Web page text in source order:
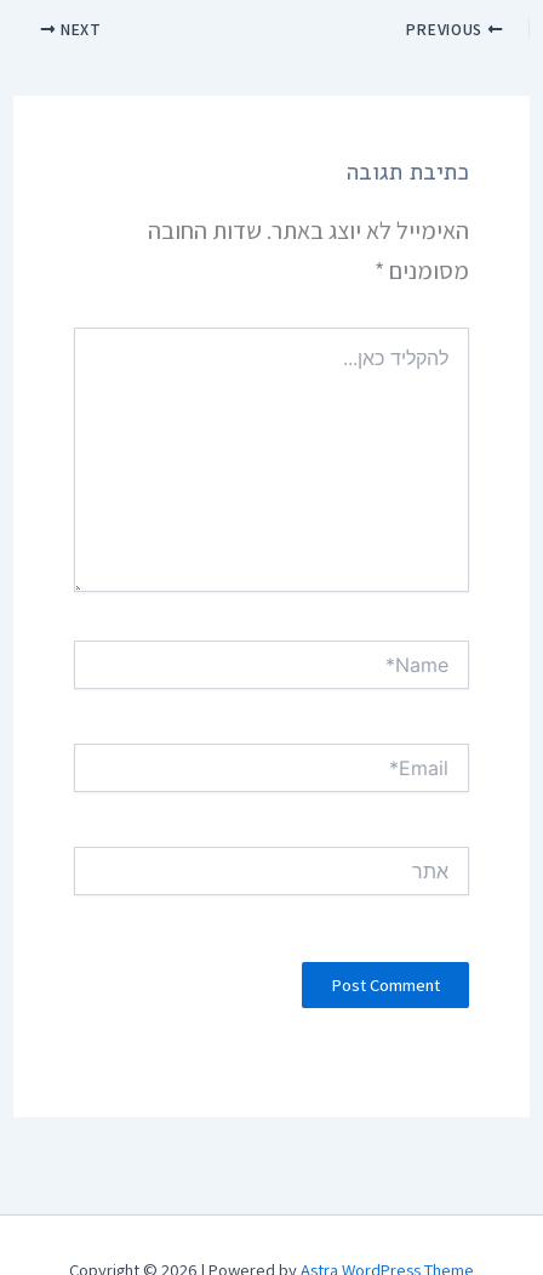
NEXT
כתיבת תגובה
האימייל לא יוצג באתר. שדות החובה
מסומנים *
כאן...
Copyright © 2026 | Powered byAstra WordPress Theme